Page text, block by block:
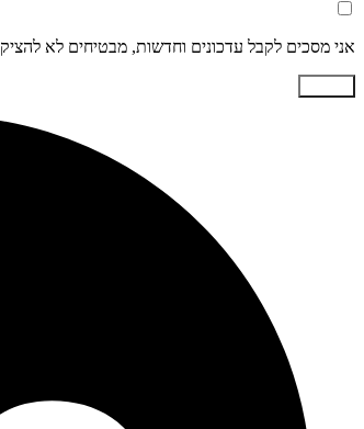
אני מסכים לקבל עדכונים וחדשות, מבטיחים לא להציק